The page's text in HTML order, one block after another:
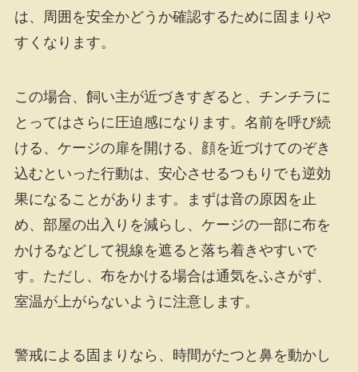
は、周囲を安全かどうか確認するために固まりや
すくなります。
この場合、飼い主が近づきすぎると、チンチラに
とってはさらに圧迫感になります。名前を呼び続
ける、ケージの扉を開ける、顔を近づけてのぞき
込むといった行動は、安心させるつもりでも逆効
果になることがあります。まずは音の原因を止
め、部屋の出入りを減らし、ケージの一部に布を
かけるなどして視線を遮ると落ち着きやすいで
す。ただし、布をかける場合は通気をふさがず、
室温が上がらないように注意します。
警戒による固まりなら、時間がたつと鼻を動かし